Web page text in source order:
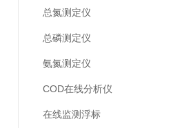
总氮测定仪
总磷测定仪
氨氮测定仪
COD在线分析仪
在线监测浮标